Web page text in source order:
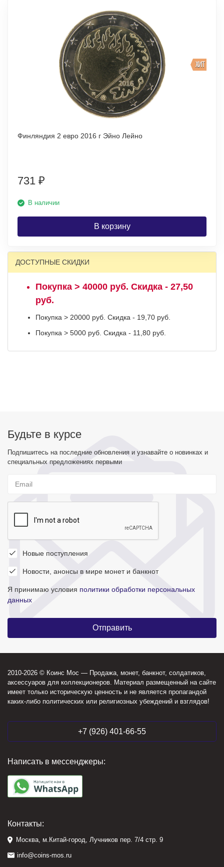
ХИТ
Финляндия 2 евро 2016 г Эйно Лейно
731 ₽
В наличии
В корзину
ДОСТУПНЫЕ СКИДКИ
Покупка > 40000 руб. Скидка - 27,50
руб.
Покупка > 20000 руб. Скидка - 19,70 руб.
Покупка > 5000 руб. Скидка - 11,80 руб.
Будьте в курсе
Подпишитесь на последние обновления и узнавайте о новинках и
специальных предложениях первыми
Новые поступления
Новости, анонсы в мире монет и банкнот
Я принимаю условия политики обработки персональных
данных
2010-2026 © Коинс Мос — Продажа, монет, банкнот, солдатиков,
аксессуаров для коллекционеров. Материал размещенный на сайте
имеет только историческую ценность и не является пропагандой
каких-либо политических или религиозных убеждений и взглядов!
+7 (926) 401-66-55
Написать в мессенджеры:
Контакты:
Москва, м.Китай-город, Лучников пер. 7/4 стр. 9
info@coins-mos.ru